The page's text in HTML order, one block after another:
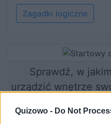
Quizowo - Do Not
Zagadki logiczne
Sprawdź, w
urządzić wnętrze